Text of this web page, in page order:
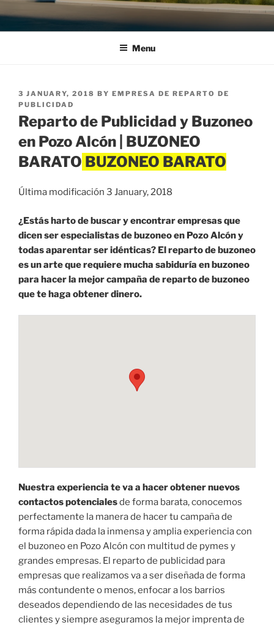
Menu
POSTED
ON
3 JANUARY, 2018 BY EMPRESA DE REPARTO DE
PUBLICIDAD
Reparto de Publicidad y Buzoneo
en Pozo Alcón | BUZONEO
BARATO
Última modificación 3 January, 2018
¿Estás harto de buscar y encontrar empresas que
dicen ser especialistas de buzoneo en Pozo Alcón y
todas aparentar ser idénticas? El reparto de buzoneo
es un arte que requiere mucha sabiduría en buzoneo
para hacer la mejor campaña de reparto de buzoneo
que te haga obtener dinero.
Nuestra experiencia te va a hacer obtener nuevos
contactos potencialesde forma barata, conocemos
perfectamente la manera de hacer tu campaña de
forma rápida dada la inmensa y amplia experiencia con
el buzoneo en Pozo Alcón con multitud de pymes y
grandes empresas. El reparto de publicidad para
empresas que realizamos va a ser diseñada de forma
más contundente o menos, enfocar a los barrios
deseados dependiendo de las necesidades de tus
clientes y siempre aseguramos la mejor imprenta de